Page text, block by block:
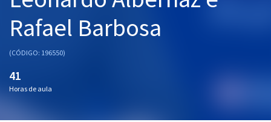
Rafael Barbosa
(CÓDIGO: 196550)
41
Horas de aula